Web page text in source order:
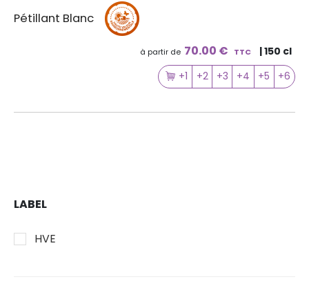
Pétillant Blanc
à partir de 70.00 € TTC
| 150 cl
+1
+2 +3 +4 +5 +6
LABEL
HVE